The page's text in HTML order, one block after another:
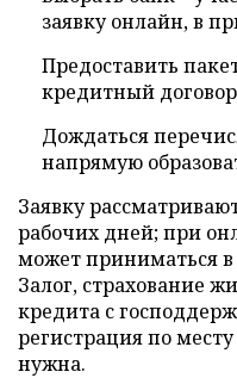
заявку онлайн, в
Предоставить
кредитный
Дождаться
напрямую
Заявку
рабочих дней; при
может приниматься
Залог, страхование
кредита с
регистрация по
нужна.